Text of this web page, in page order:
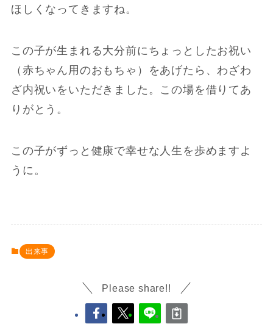
ほしくなってきますね。
この子が生まれる大分前にちょっとしたお祝い
（赤ちゃん用のおもちゃ）をあげたら、わざわ
ざ内祝いをいただきました。この場を借りてあ
りがとう。
この子がずっと健康で幸せな人生を歩めますよ
うに。
出来事
Please share!!